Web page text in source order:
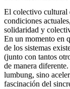
El colectivo cultural
condiciones
solidaridad y
En un momento en
de los sistemas
(junto con tantos
de manera
lumbung, sino
fascinación del